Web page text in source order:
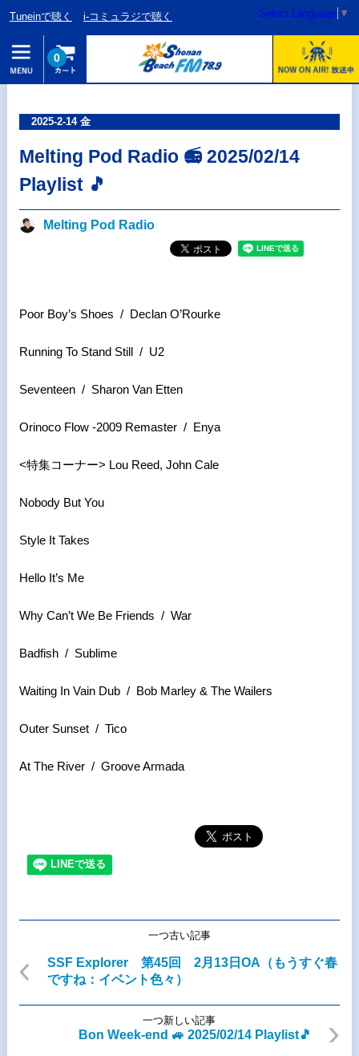
Tuneinで聴く i-コミュラジで聴く Select Language ▼
0
2025-2-14 金
Melting Pod Radio 📻 2025/02/14
Playlist 🎵
Melting Pod Radio
Poor Boy’s Shoes / Declan O’Rourke
Running To Stand Still / U2
Seventeen / Sharon Van Etten
Orinoco Flow -2009 Remaster / Enya
<特集コーナー> Lou Reed, John Cale
Nobody But You
Style It Takes
Hello It’s Me
Why Can’t We Be Friends / War
Badfish / Sublime
Waiting In Vain Dub / Bob Marley & The Wailers
Outer Sunset / Tico
At The River / Groove Armada
一つ古い記事
SSF Explorer 第45回 2月13日OA（もうすぐ春
ですね：イベント色々）
一つ新しい記事
Bon Week-end 🚙 2025/02/14 Playlist🎵